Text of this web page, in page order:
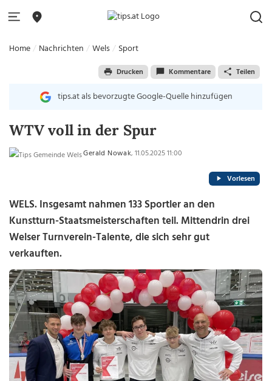
Home Nachrichten Wels Sport
Drucken Kommentare Teilen
tips.at als bevorzugte Google-Quelle hinzufügen
WTV voll in der Spur
Gerald Nowak, 11.05.2025 11:00
Vorlesen
WELS.Insgesamt nahmen 133 Sportler an den
Kunstturn-Staatsmeisterschaften teil. Mittendrin drei
Welser Turnverein-Talente, die sich sehr gut
verkauften.